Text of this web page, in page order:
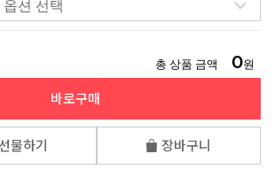
총 상품 금액 0원
바로구매
선물하기 장바구니